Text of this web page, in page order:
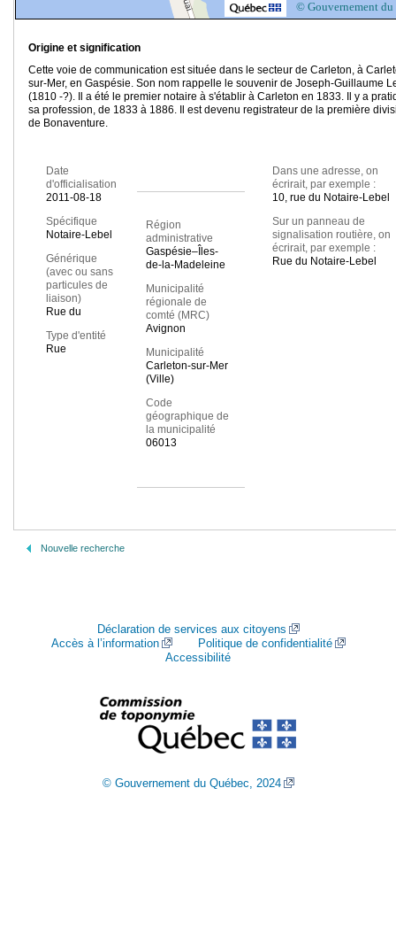
© Gouvernement du
Origine et signification
Cette voie de communication est située dans le secteur de Carleton, à
sur-Mer, en Gaspésie. Son nom rappelle le souvenir de Joseph-Guillaume
(1810 -?). Il a été le premier notaire à s'établir à Carleton en 1833. Il y a
sa profession, de 1833 à 1886. Il est devenu registrateur de la première
de Bonaventure.
Date
d'officialisation
2011-08-18
Spécifique
Notaire-Lebel
Générique
(avec ou sans
particules de
liaison)
Rue du
Type d'entité
Rue
Région
administrative
Gaspésie–Îles-
de-la-Madeleine
Municipalité
régionale de
comté (MRC)
Avignon
Municipalité
Carleton-sur-Mer
(Ville)
Code
géographique de
la municipalité
06013
Dans une adresse, on
écrirait, par exemple :
10, rue du Notaire-Lebel
Sur un panneau de
signalisation routière, on
écrirait, par exemple :
Rue du Notaire-Lebel
Nouvelle recherche
Déclaration de services aux citoyens
Accès à l’information
Politique de confidentialité
Accessibilité
© Gouvernement du Québec, 2024